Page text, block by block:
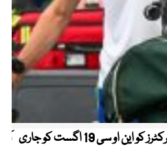
کیریبین پریمیئر لیگ ، قومی کرکٹرز کو این او سی 19 اگست کو جاری